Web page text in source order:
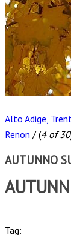
Alto Adige,
Renon / (4 of 30
AUTUNNO
Tag: